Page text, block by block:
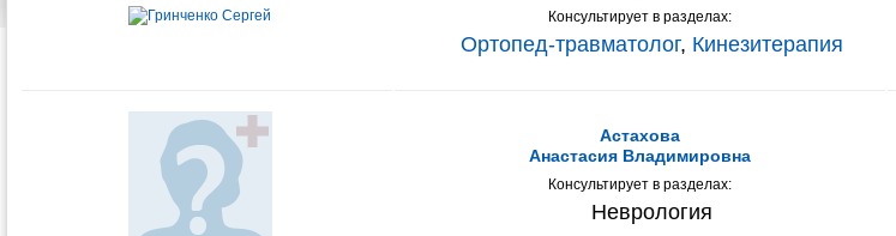
Консультирует в разделах:
Ортопед-травматолог, Кинезитерапия
Астахова
Анастасия Владимировна
Консультирует в разделах:
Неврология